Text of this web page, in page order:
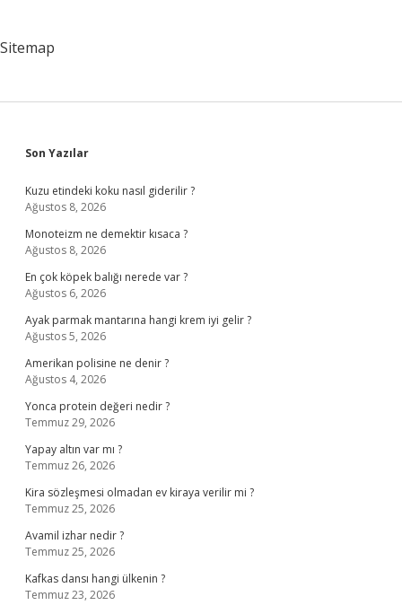
Sitemap
Sidebar
Son Yazılar
Kuzu etindeki koku nasıl giderilir ?
Ağustos 8, 2026
Monoteizm ne demektir kısaca ?
Ağustos 8, 2026
En çok köpek balığı nerede var ?
Ağustos 6, 2026
Ayak parmak mantarına hangi krem iyi gelir ?
Ağustos 5, 2026
Amerikan polisine ne denir ?
Ağustos 4, 2026
Yonca protein değeri nedir ?
Temmuz 29, 2026
Yapay altın var mı ?
Temmuz 26, 2026
Kira sözleşmesi olmadan ev kiraya verilir mi ?
Temmuz 25, 2026
Avamil izhar nedir ?
Temmuz 25, 2026
Kafkas dansı hangi ülkenin ?
Temmuz 23, 2026